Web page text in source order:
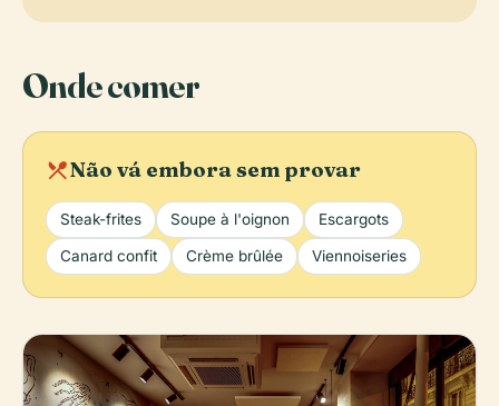
Onde comer
local_diningNão vá embora sem provar
Steak-frites Soupe à l'oignon Escargots
Canard confit Crème brûlée Viennoiseries